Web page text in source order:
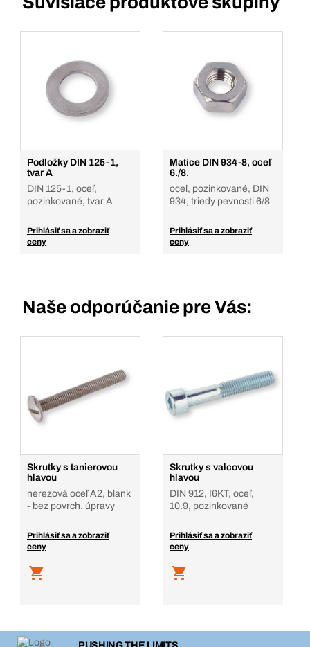
Podložky DIN 125-1,
tvar A
DIN 125-1, oceľ,
pozinkované, tvar A
Prihlásiť sa a zobraziť
ceny
Matice DIN 934-8, oceľ
6./8.
oceľ, pozinkované, DIN
934, triedy pevnosti 6/8
Prihlásiť sa a zobraziť
ceny
Naše odporúčanie pre Vás:
Skrutky s tanierovou
hlavou
nerezová oceľ A2, blank
- bez povrch. úpravy
Prihlásiť sa a zobraziť
ceny
Skrutky s valcovou
hlavou
DIN 912, I6KT, oceľ,
10.9, pozinkované
Prihlásiť sa a zobraziť
ceny